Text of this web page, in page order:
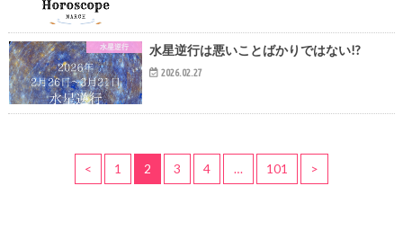
水星逆行 水星逆行は悪いことばかりではない!?
2026.02.27
< 1 2 3 4 … 101 >